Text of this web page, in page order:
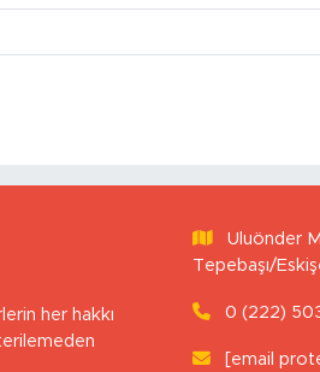
her hakkı
Uluönder
Tepebaşı/
0 (222)
[email